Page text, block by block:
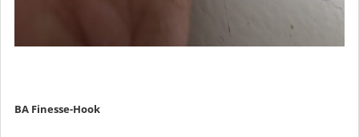
BA Finesse-Hook